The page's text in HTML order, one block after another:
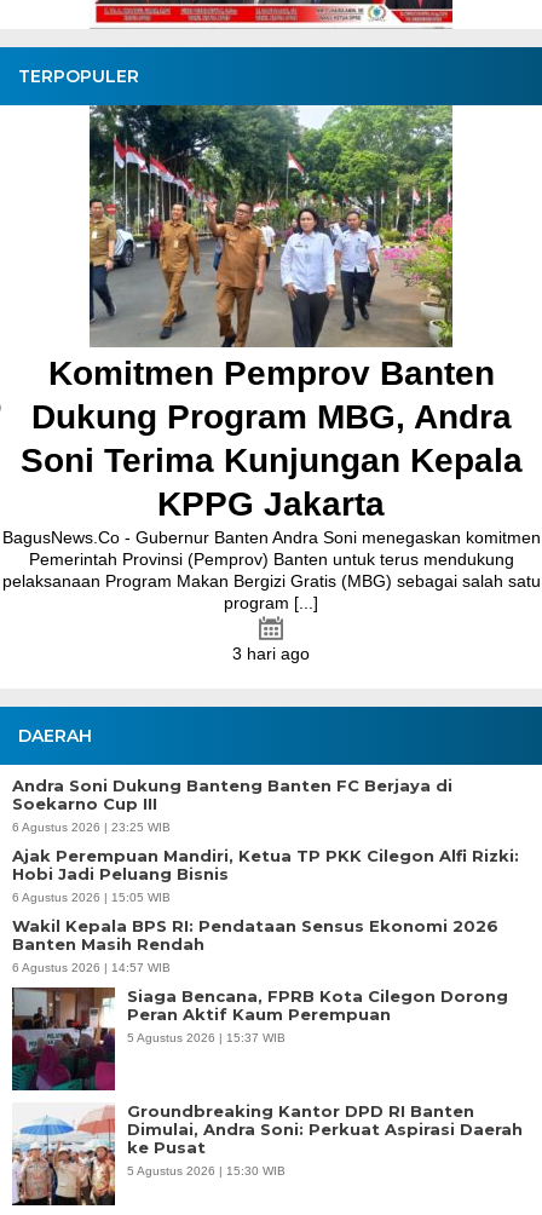
TERPOPULER
Pembangunan Jalan Ceplak–
Kronjo Sepanjang 11 Kilometer,
Bupati Tangerang: Awasi
Bersama
BagusNews.Co – Bupati Tangerang Moch. Maesyal Rasyid,
melakukan peletakan batu pertama (Groundbreaking) rekonstruksi
Agustus 2026.Pada acara tersebut, Bupati Maesyal [...]
2 hari ago
DAERAH
Andra Soni Dukung Banteng Banten FC Berjaya di
Soekarno Cup III
6 Agustus 2026 | 23:25 WIB
Ajak Perempuan Mandiri, Ketua TP PKK Cilegon Alfi Rizki:
Hobi Jadi Peluang Bisnis
6 Agustus 2026 | 15:05 WIB
Wakil Kepala BPS RI: Pendataan Sensus Ekonomi 2026
Banten Masih Rendah
6 Agustus 2026 | 14:57 WIB
Siaga Bencana, FPRB Kota Cilegon Dorong
Peran Aktif Kaum Perempuan
5 Agustus 2026 | 15:37 WIB
Groundbreaking Kantor DPD RI Banten
Dimulai, Andra Soni: Perkuat Aspirasi Daerah
ke Pusat
5 Agustus 2026 | 15:30 WIB